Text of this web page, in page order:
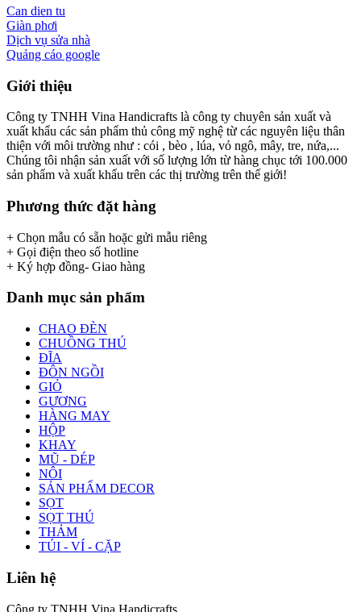
Can dien tu
Giàn phơi
Dịch vụ sửa nhà
Quảng cáo google
Giới thiệu
Công ty TNHH Vina Handicrafts là công ty chuyên sản xuất và
xuất khẩu các sản phẩm thủ công mỹ nghệ từ các nguyên liệu thân
thiện với môi trường như : cói , bèo , lúa, vỏ ngô, mây, tre, nứa,...
Chúng tôi nhận sản xuất với số lượng lớn từ hàng chục tới 100.000
sản phẩm và xuất khẩu trên các thị trường trên thế giới!
Phương thức đặt hàng
+ Chọn mẫu có sẵn hoặc gửi mẫu riêng
+ Gọi điện theo số hotline
+ Ký hợp đồng- Giao hàng
Danh mục sản phẩm
CHAO ĐÈN
CHUỒNG THÚ
ĐĨA
ĐÔN NGỒI
GIỎ
GƯƠNG
HÀNG MAY
HỘP
KHAY
MŨ - DÉP
NÔI
SẢN PHẨM DECOR
SỌT
SỌT THÚ
THẢM
TÚI - VÍ - CẶP
Liên hệ
Công ty TNHH Vina Handicrafts